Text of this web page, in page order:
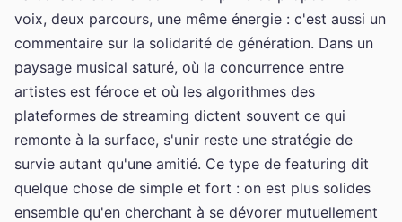
voix, deux parcours, une même énergie : c'est aussi un
commentaire sur la solidarité de génération. Dans un
paysage musical saturé, où la concurrence entre
artistes est féroce et où les algorithmes des
plateformes de streaming dictent souvent ce qui
remonte à la surface, s'unir reste une stratégie de
survie autant qu'une amitié. Ce type de featuring dit
quelque chose de simple et fort : on est plus solides
ensemble qu'en cherchant à se dévorer mutuellement